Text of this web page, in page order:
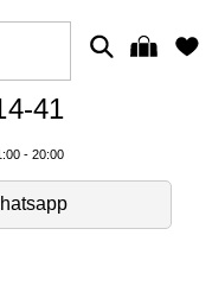
41
- 20:00